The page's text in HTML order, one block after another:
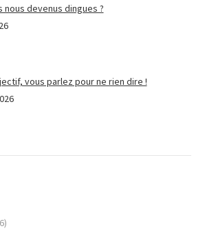
nous devenus dingues ?
vous parlez pour ne rien dire !